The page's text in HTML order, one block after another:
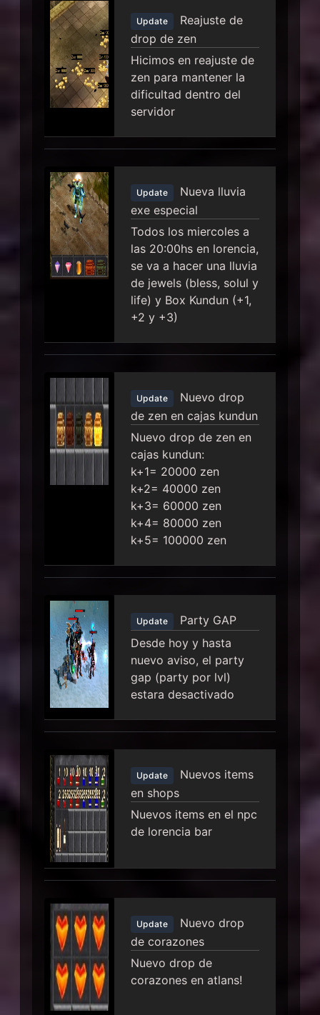
Update
Reajuste de
drop de zen
Hicimos en reajuste de
zen para mantener la
dificultad dentro del
servidor
Update
Nueva lluvia
exe especial
Todos los miercoles a
las 20:00hs en lorencia,
se va a hacer una lluvia
de jewels (bless, solul y
life) y Box Kundun (+1,
+2 y +3)
Update
Nuevo drop
de zen en cajas kundun
Nuevo drop de zen en
cajas kundun:
k+1= 20000 zen
k+2= 40000 zen
k+3= 60000 zen
k+4= 80000 zen
k+5= 100000 zen
Update
Party GAP
Desde hoy y hasta
nuevo aviso, el party
gap (party por lvl)
estara desactivado
Update
Nuevos items
en shops
Nuevos items en el npc
de lorencia bar
Update
Nuevo drop
de corazones
Nuevo drop de
corazones en atlans!